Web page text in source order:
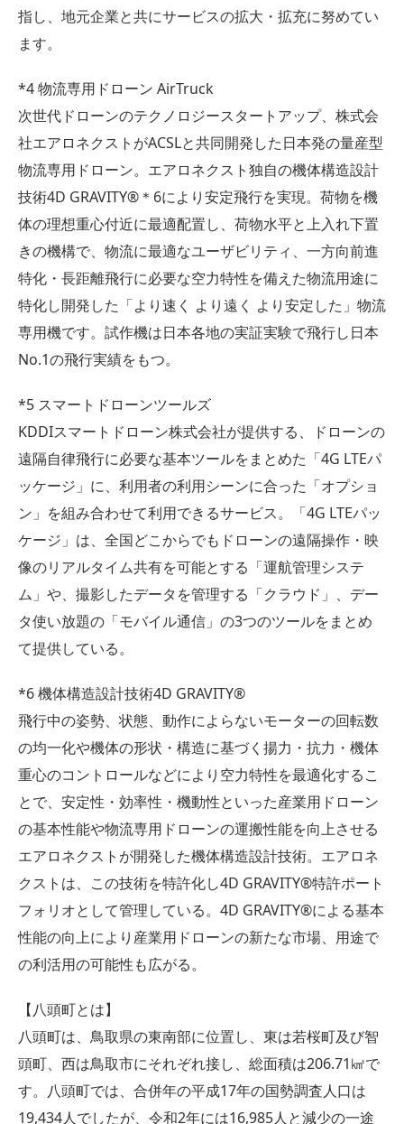
指し、地元企業と共にサービスの拡大・拡充に努めてい
ます。
*4 物流専用ドローン AirTruck
次世代ドローンのテクノロジースタートアップ、株式会
社エアロネクストがACSLと共同開発した日本発の量産型
物流専用ドローン。エアロネクスト独自の機体構造設計
技術4D GRAVITY®＊6により安定飛行を実現。荷物を機
体の理想重心付近に最適配置し、荷物水平と上入れ下置
きの機構で、物流に最適なユーザビリティ、一方向前進
特化・長距離飛行に必要な空力特性を備えた物流用途に
特化し開発した「より速く より遠く より安定した」物流
専用機です。試作機は日本各地の実証実験で飛行し日本
No.1の飛行実績をもつ。
*5 スマートドローンツールズ
KDDIスマートドローン株式会社が提供する、ドローンの
遠隔自律飛行に必要な基本ツールをまとめた「4G LTEパ
ッケージ」に、利用者の利用シーンに合った「オプショ
ン」を組み合わせて利用できるサービス。「4G LTEパッ
ケージ」は、全国どこからでもドローンの遠隔操作・映
像のリアルタイム共有を可能とする「運航管理システ
ム」や、撮影したデータを管理する「クラウド」、デー
タ使い放題の「モバイル通信」の3つのツールをまとめ
て提供している。
*6 機体構造設計技術4D GRAVITY®
飛行中の姿勢、状態、動作によらないモーターの回転数
の均一化や機体の形状・構造に基づく揚力・抗力・機体
重心のコントロールなどにより空力特性を最適化するこ
とで、安定性・効率性・機動性といった産業用ドローン
の基本性能や物流専用ドローンの運搬性能を向上させる
エアロネクストが開発した機体構造設計技術。エアロネ
クストは、この技術を特許化し4D GRAVITY®特許ポート
フォリオとして管理している。4D GRAVITY®による基本
性能の向上により産業用ドローンの新たな市場、用途で
の利活用の可能性も広がる。
【八頭町とは】
八頭町は、鳥取県の東南部に位置し、東は若桜町及び智
頭町、西は鳥取市にそれぞれ接し、総面積は206.71㎢で
す。八頭町では、合併年の平成17年の国勢調査人口は
19,434人でしたが、令和2年には16,985人と減少の一途